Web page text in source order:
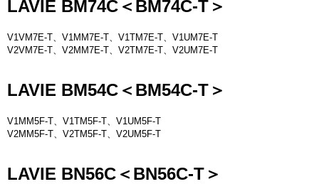
LAVIE BM74C＜BM74C-T＞
V1VM7E-T、V1MM7E-T、V1TM7E-T、V1UM7E-T
V2VM7E-T、V2MM7E-T、V2TM7E-T、V2UM7E-T
LAVIE BM54C＜BM54C-T＞
V1MM5F-T、V1TM5F-T、V1UM5F-T
V2MM5F-T、V2TM5F-T、V2UM5F-T
LAVIE BN56C＜BN56C-T＞